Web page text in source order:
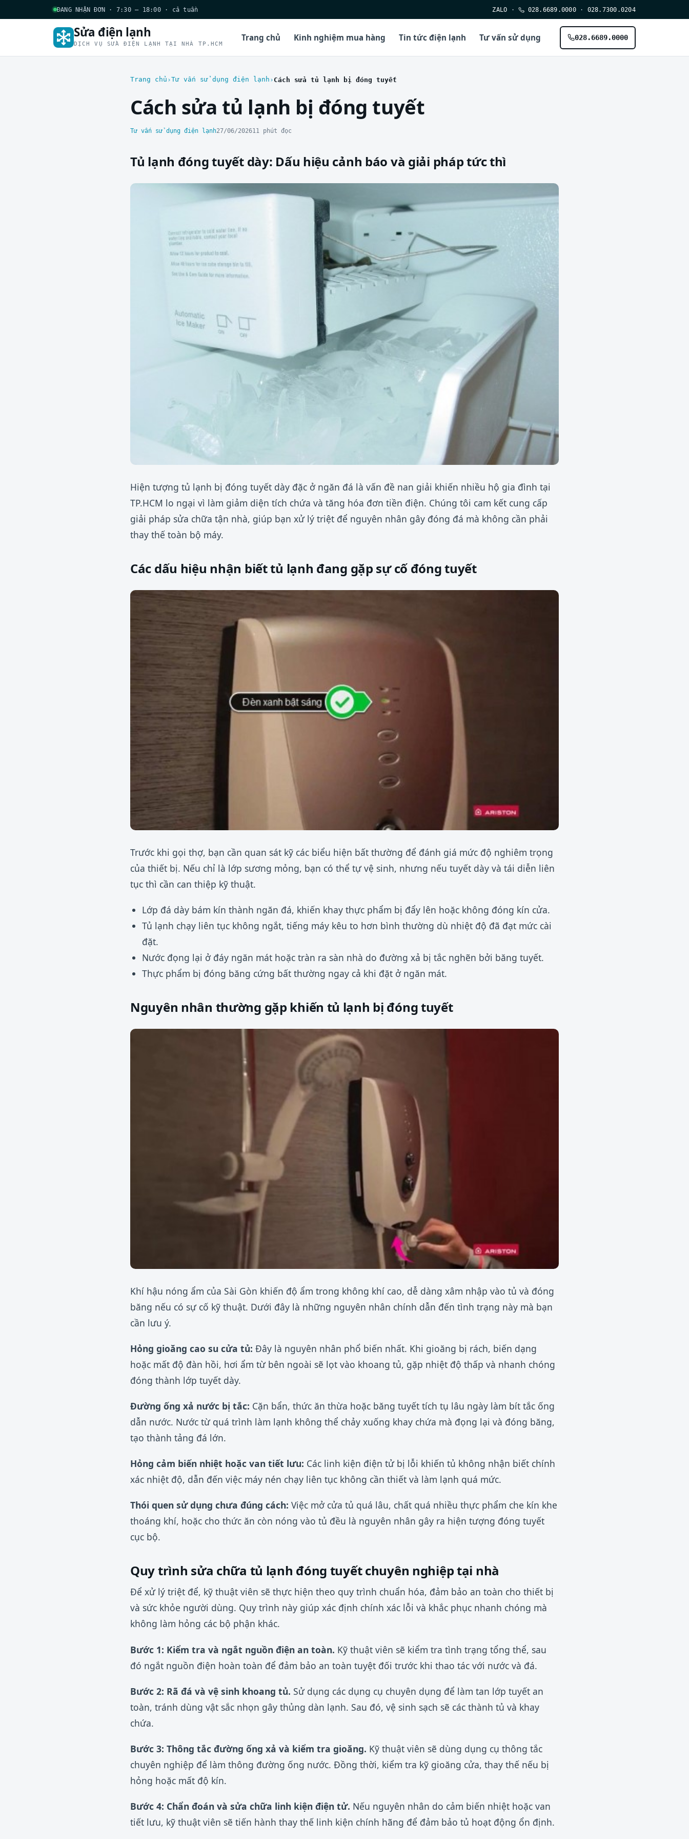
ĐANG NHẬN ĐƠN · 7:30 – 18:00 · cả tuần ZALO · 028.6689.0000 · 028.7300.0204
Sửa điện lạnh
DỊCH VỤ SỬA ĐIỆN LẠNH TẠI NHÀ TP.HCM
Trang chủ Kinh nghiệm mua hàng Tin tức điện lạnh Tư vấn sử dụng 028.6689.0000
Trang chủ Tư vấn sử dụng điện lạnh Cách sửa tủ lạnh bị đóng tuyết
Cách sửa tủ lạnh bị đóng tuyết
Tư vấn sử dụng điện lạnh27/06/202611 phút đọc
Tủ lạnh đóng tuyết dày: Dấu hiệu cảnh báo và giải pháp tức thì
Hiện tượng tủ lạnh bị đóng tuyết dày đặc ở ngăn đá là vấn đề nan giải khiến nhiều hộ gia đình tại
TP.HCM lo ngại vì làm giảm diện tích chứa và tăng hóa đơn tiền điện. Chúng tôi cam kết cung cấp
giải pháp sửa chữa tận nhà, giúp bạn xử lý triệt để nguyên nhân gây đóng đá mà không cần phải
thay thế toàn bộ máy.
Các dấu hiệu nhận biết tủ lạnh đang gặp sự cố đóng tuyết
Trước khi gọi thợ, bạn cần quan sát kỹ các biểu hiện bất thường để đánh giá mức độ nghiêm trọng
của thiết bị. Nếu chỉ là lớp sương mỏng, bạn có thể tự vệ sinh, nhưng nếu tuyết dày và tái diễn liên
tục thì cần can thiệp kỹ thuật.
Lớp đá dày bám kín thành ngăn đá, khiến khay thực phẩm bị đẩy lên hoặc không đóng kín cửa.
Tủ lạnh chạy liên tục không ngắt, tiếng máy kêu to hơn bình thường dù nhiệt độ đã đạt mức cài
đặt.
Nước đọng lại ở đáy ngăn mát hoặc tràn ra sàn nhà do đường xả bị tắc nghẽn bởi băng tuyết.
Thực phẩm bị đóng băng cứng bất thường ngay cả khi đặt ở ngăn mát.
Nguyên nhân thường gặp khiến tủ lạnh bị đóng tuyết
Khí hậu nóng ẩm của Sài Gòn khiến độ ẩm trong không khí cao, dễ dàng xâm nhập vào tủ và đóng
băng nếu có sự cố kỹ thuật. Dưới đây là những nguyên nhân chính dẫn đến tình trạng này mà bạn
cần lưu ý.
Hỏng gioăng cao su cửa tủ: Đây là nguyên nhân phổ biến nhất. Khi gioăng bị rách, biến dạng
hoặc mất độ đàn hồi, hơi ẩm từ bên ngoài sẽ lọt vào khoang tủ, gặp nhiệt độ thấp và nhanh chóng
đóng thành lớp tuyết dày.
Đường ống xả nước bị tắc: Cặn bẩn, thức ăn thừa hoặc băng tuyết tích tụ lâu ngày làm bít tắc ống
dẫn nước. Nước từ quá trình làm lạnh không thể chảy xuống khay chứa mà đọng lại và đóng băng,
tạo thành tảng đá lớn.
Hỏng cảm biến nhiệt hoặc van tiết lưu: Các linh kiện điện tử bị lỗi khiến tủ không nhận biết chính
xác nhiệt độ, dẫn đến việc máy nén chạy liên tục không cần thiết và làm lạnh quá mức.
Thói quen sử dụng chưa đúng cách: Việc mở cửa tủ quá lâu, chất quá nhiều thực phẩm che kín khe
thoáng khí, hoặc cho thức ăn còn nóng vào tủ đều là nguyên nhân gây ra hiện tượng đóng tuyết
cục bộ.
Quy trình sửa chữa tủ lạnh đóng tuyết chuyên nghiệp tại nhà
Để xử lý triệt để, kỹ thuật viên sẽ thực hiện theo quy trình chuẩn hóa, đảm bảo an toàn cho thiết bị
và sức khỏe người dùng. Quy trình này giúp xác định chính xác lỗi và khắc phục nhanh chóng mà
không làm hỏng các bộ phận khác.
Bước 1: Kiểm tra và ngắt nguồn điện an toàn. Kỹ thuật viên sẽ kiểm tra tình trạng tổng thể, sau
đó ngắt nguồn điện hoàn toàn để đảm bảo an toàn tuyệt đối trước khi thao tác với nước và đá.
Bước 2: Rã đá và vệ sinh khoang tủ. Sử dụng các dụng cụ chuyên dụng để làm tan lớp tuyết an
toàn, tránh dùng vật sắc nhọn gây thủng dàn lạnh. Sau đó, vệ sinh sạch sẽ các thành tủ và khay
chứa.
Bước 3: Thông tắc đường ống xả và kiểm tra gioăng. Kỹ thuật viên sẽ dùng dụng cụ thông tắc
chuyên nghiệp để làm thông đường ống nước. Đồng thời, kiểm tra kỹ gioăng cửa, thay thế nếu bị
hỏng hoặc mất độ kín.
Bước 4: Chẩn đoán và sửa chữa linh kiện điện tử. Nếu nguyên nhân do cảm biến nhiệt hoặc van
tiết lưu, kỹ thuật viên sẽ tiến hành thay thế linh kiện chính hãng để đảm bảo tủ hoạt động ổn định.